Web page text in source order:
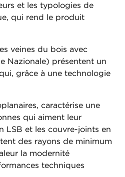
et les typologies de
qui rend le produit
veines du bois avec
Nazionale) présentent un
grâce à une technologie
caractérise une
qui aiment leur
LSB et les couvre-joints en
des rayons de minimum
la modernité
techniques